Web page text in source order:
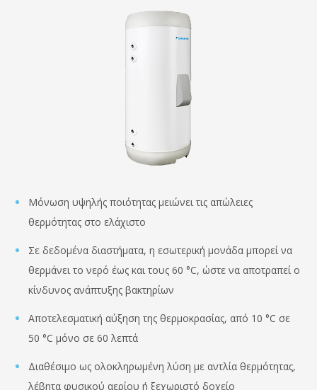
Μόνωση υψηλής ποιότητας μειώνει τις απώλειες
θερμότητας στο ελάχιστο
Σε δεδομένα διαστήματα, η εσωτερική μονάδα μπορεί να
θερμάνει το νερό έως και τους 60 °C, ώστε να αποτραπεί ο
κίνδυνος ανάπτυξης βακτηρίων
Αποτελεσματική αύξηση της θερμοκρασίας, από 10 °C σε
50 °C μόνο σε 60 λεπτά
Διαθέσιμο ως ολοκληρωμένη λύση με αντλία θερμότητας,
λέβητα φυσικού αερίου ή ξεχωριστό δοχείο